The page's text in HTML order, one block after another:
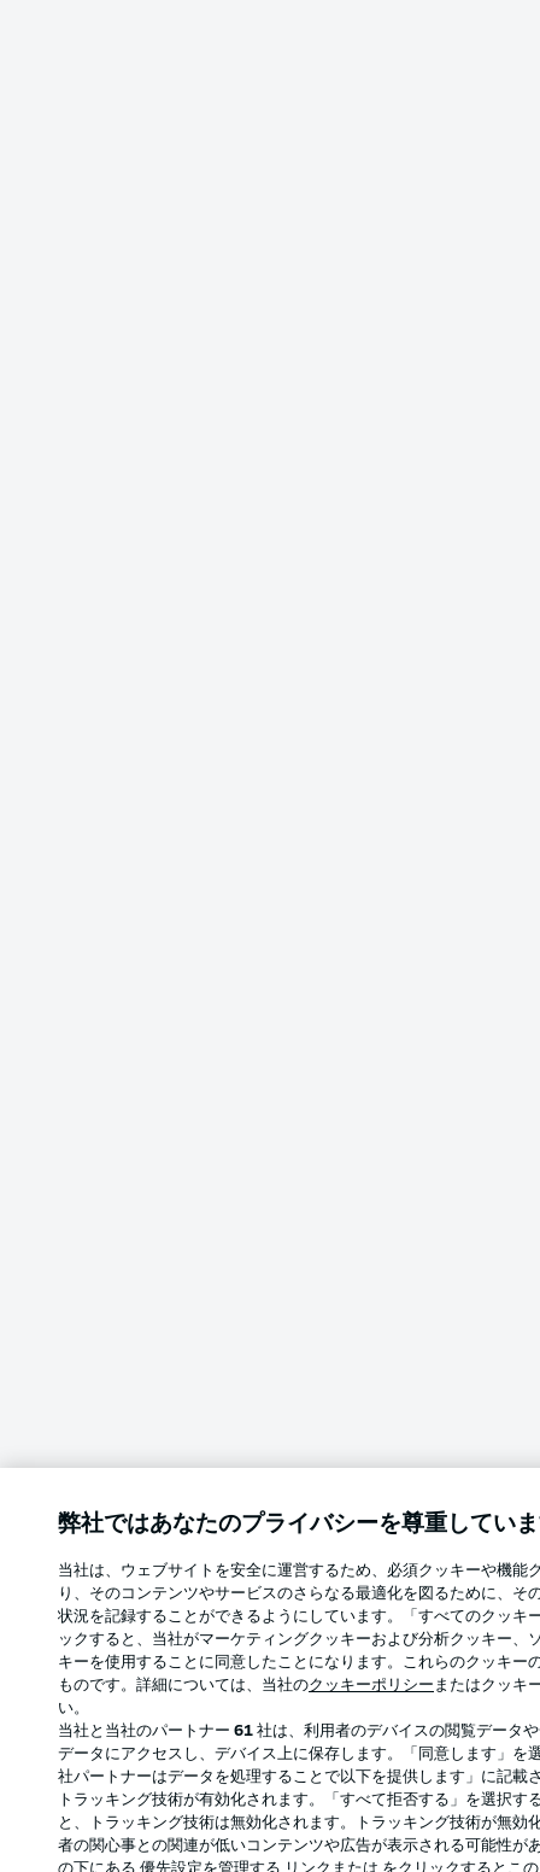
弊社ではあなたのプライバシーを尊重してい
当社は、ウェブサイトを安全に運営するため、必須クッキーや機能
り、そのコンテンツやサービスのさらなる最適化を図るために、そ
状況を記録することができるようにしています。「すべてのクッキ
ックすると、当社がマーケティングクッキーおよび分析クッキー、
キーを使用することに同意したことになります。これらのクッキー
ものです。詳細については、当社のクッキーポリシー またはクッキ
い。
当社と当社のパートナー 61 社は、利用者のデバイスの閲覧データ
データにアクセスし、デバイス上に保存します。「同意します」を
社パートナーはデータを処理することで以下を提供します」に記載
トラッキング技術が有効化されます。「すべて拒否する」を選択す
と、トラッキング技術は無効化されます。トラッキング技術が無効
者の関心事との関連が低いコンテンツや広告が表示される可能性が